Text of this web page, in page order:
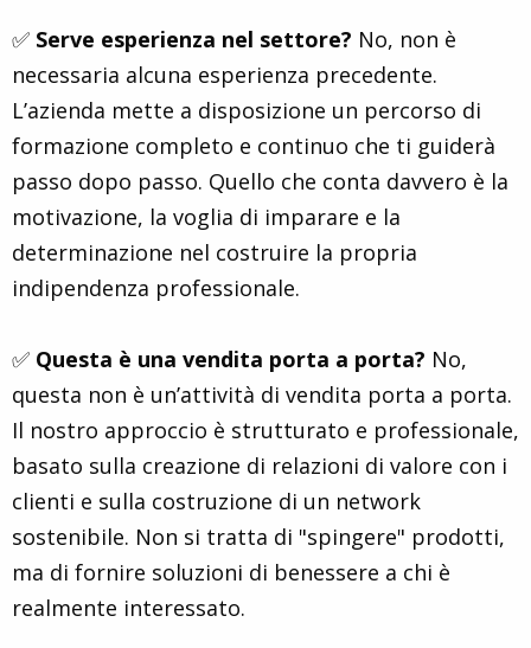
✅ Serve esperienza nel settore? No, non è
necessaria alcuna esperienza precedente.
L’azienda mette a disposizione un percorso di
formazione completo e continuo che ti guiderà
passo dopo passo. Quello che conta davvero è la
motivazione, la voglia di imparare e la
determinazione nel costruire la propria
indipendenza professionale.
✅ Questa è una vendita porta a porta? No,
questa non è un’attività di vendita porta a porta.
Il nostro approccio è strutturato e professionale,
basato sulla creazione di relazioni di valore con i
clienti e sulla costruzione di un network
sostenibile. Non si tratta di "spingere" prodotti,
ma di fornire soluzioni di benessere a chi è
realmente interessato.